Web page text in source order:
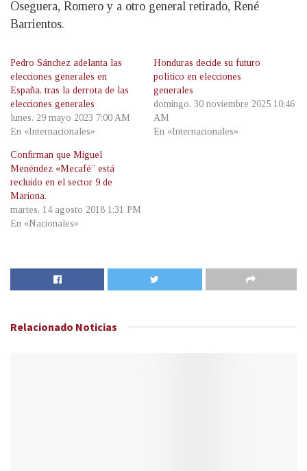
Oseguera, Romero y a otro general retirado, René
Barrientos.
Pedro Sánchez adelanta las
elecciones generales en
España, tras la derrota de las
elecciones generales
lunes, 29 mayo 2023 7:00 AM
En «Internacionales»
Honduras decide su futuro
político en elecciones
generales
domingo, 30 noviembre 2025 10:46
AM
En «Internacionales»
Confirman que Miguel
Menéndez «Mecafé” está
recluido en el sector 9 de
Mariona.
martes, 14 agosto 2018 1:31 PM
En «Nacionales»
Relacionado Noticias